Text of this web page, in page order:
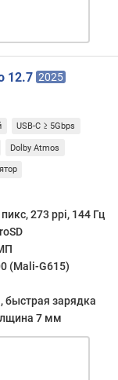
12.7 2025
USB-C ≥ 5Gbps
Dolby Atmos
273 ppi, 144 Гц
(Mali-G615)
быстрая зарядка
7 мм